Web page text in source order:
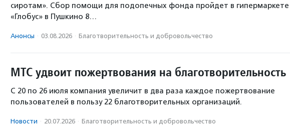
сиротам». Сбор помощи для подопечных фонда пройдет в гипермаркете
«Глобус» в Пушкино 8…
Анонсы · 03.08.2026 · Благотвори­тель­ность и доброволь­чест­во
МТС удвоит пожертвования на благотворительность
С 20 по 26 июля компания увеличит в два раза каждое пожертвование
пользователей в пользу 22 благотворительных организаций.
Новости · 20.07.2026 · Благотвори­тель­ность и доброволь­чест­во